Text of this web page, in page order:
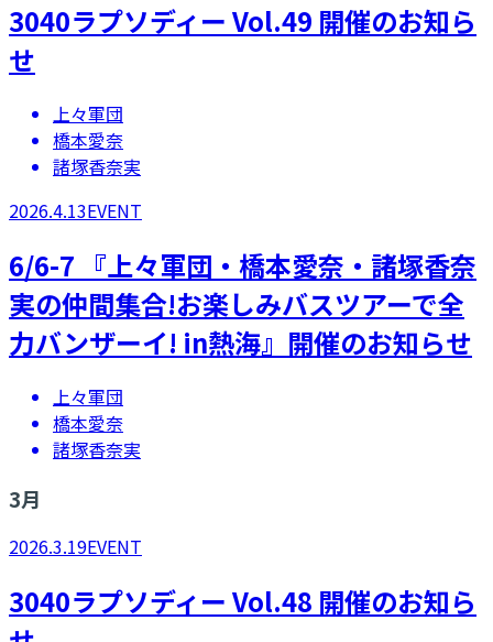
3040ラプソディー Vol.49 開催のお知ら
せ
上々軍団
橋本愛奈
諸塚香奈実
2026.4.13EVENT
​​6/6-7 『上々軍団・橋本愛奈・諸塚香奈
実の仲間集合!お楽しみバスツアーで全
力バンザーイ! in熱海』開催のお知らせ
上々軍団
橋本愛奈
諸塚香奈実
3月
2026.3.19EVENT
3040ラプソディー Vol.48 開催のお知ら